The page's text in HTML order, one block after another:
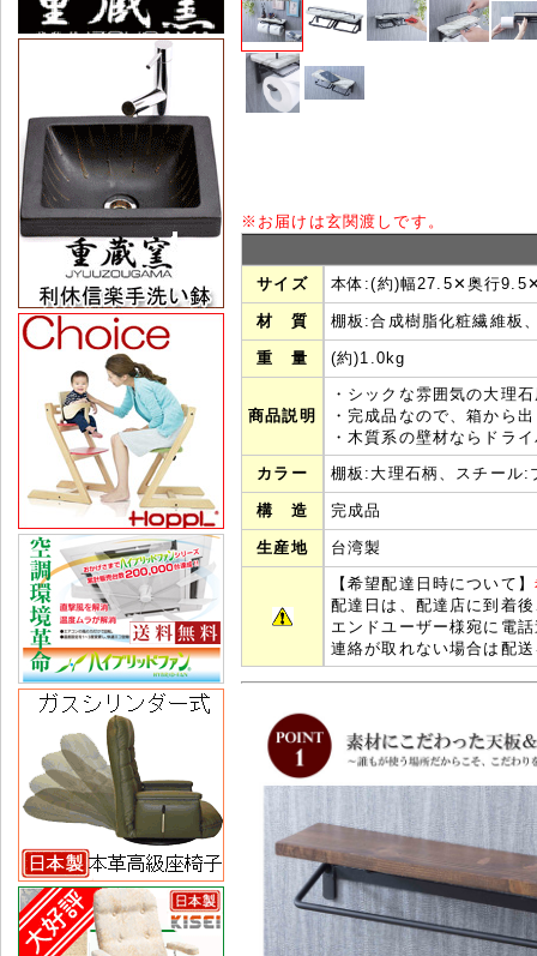
※ お届けは玄関渡しです。
サイズ 本体:(約)幅27.5✕奥行
材 質 棚板:合成樹脂化粧繊維板
重 量 (約)1.0kg
商品説明
・シックな雰囲気の大理
・完成品なので、箱から
・木質系の壁材ならドラ
カラー
棚板:大理石柄、スチール:
構 造 完成品
生産地
台湾製
【希望配達日時について】
配達日は、配達店に到着
エンドユーザー様宛に電
連絡が取れない場合は配